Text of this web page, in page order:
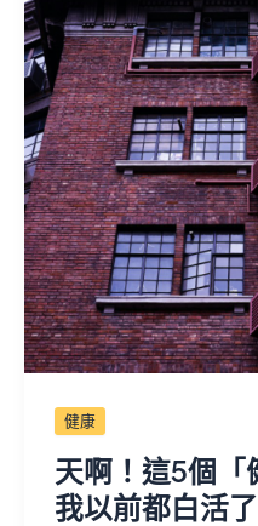
健康
天啊！這5個「
我以前都白活了